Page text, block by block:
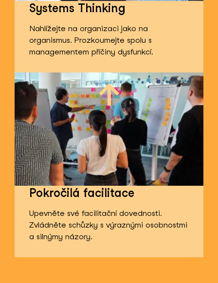
Systems Thinking
Nahlížejte na organizaci jako na
organismus. Prozkoumejte spolu s
managementem příčiny dysfunkcí.
Pokročilá facilitace
Upevněte své facilitační dovednosti.
Zvládněte schůzky s výraznými osobnostmi
a silnýmy názory.